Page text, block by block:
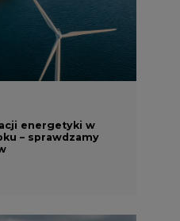
energetyki w
– sprawdzamy